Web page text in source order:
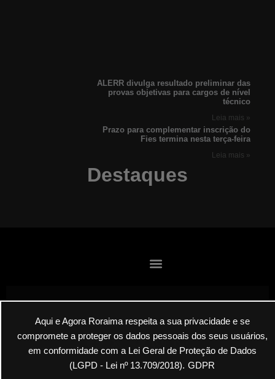
Aqui e Agora Roraima respeita a sua privacidade e se
compromete a proteger os dados pessoais dos seus usuários,
em conformidade com a Lei Geral de Proteção de Dados
(LGPD - Lei nº 13.709/2018). GDPR
Destaques
ALERR divulga resultado preliminar das
provas objetivas para cargos de nível
técnico
Leia mais »
Prazo para complementar inscrição do
Fies termina nesta terça-feira
Leia mais »
Envie suas denúncias por E-mail